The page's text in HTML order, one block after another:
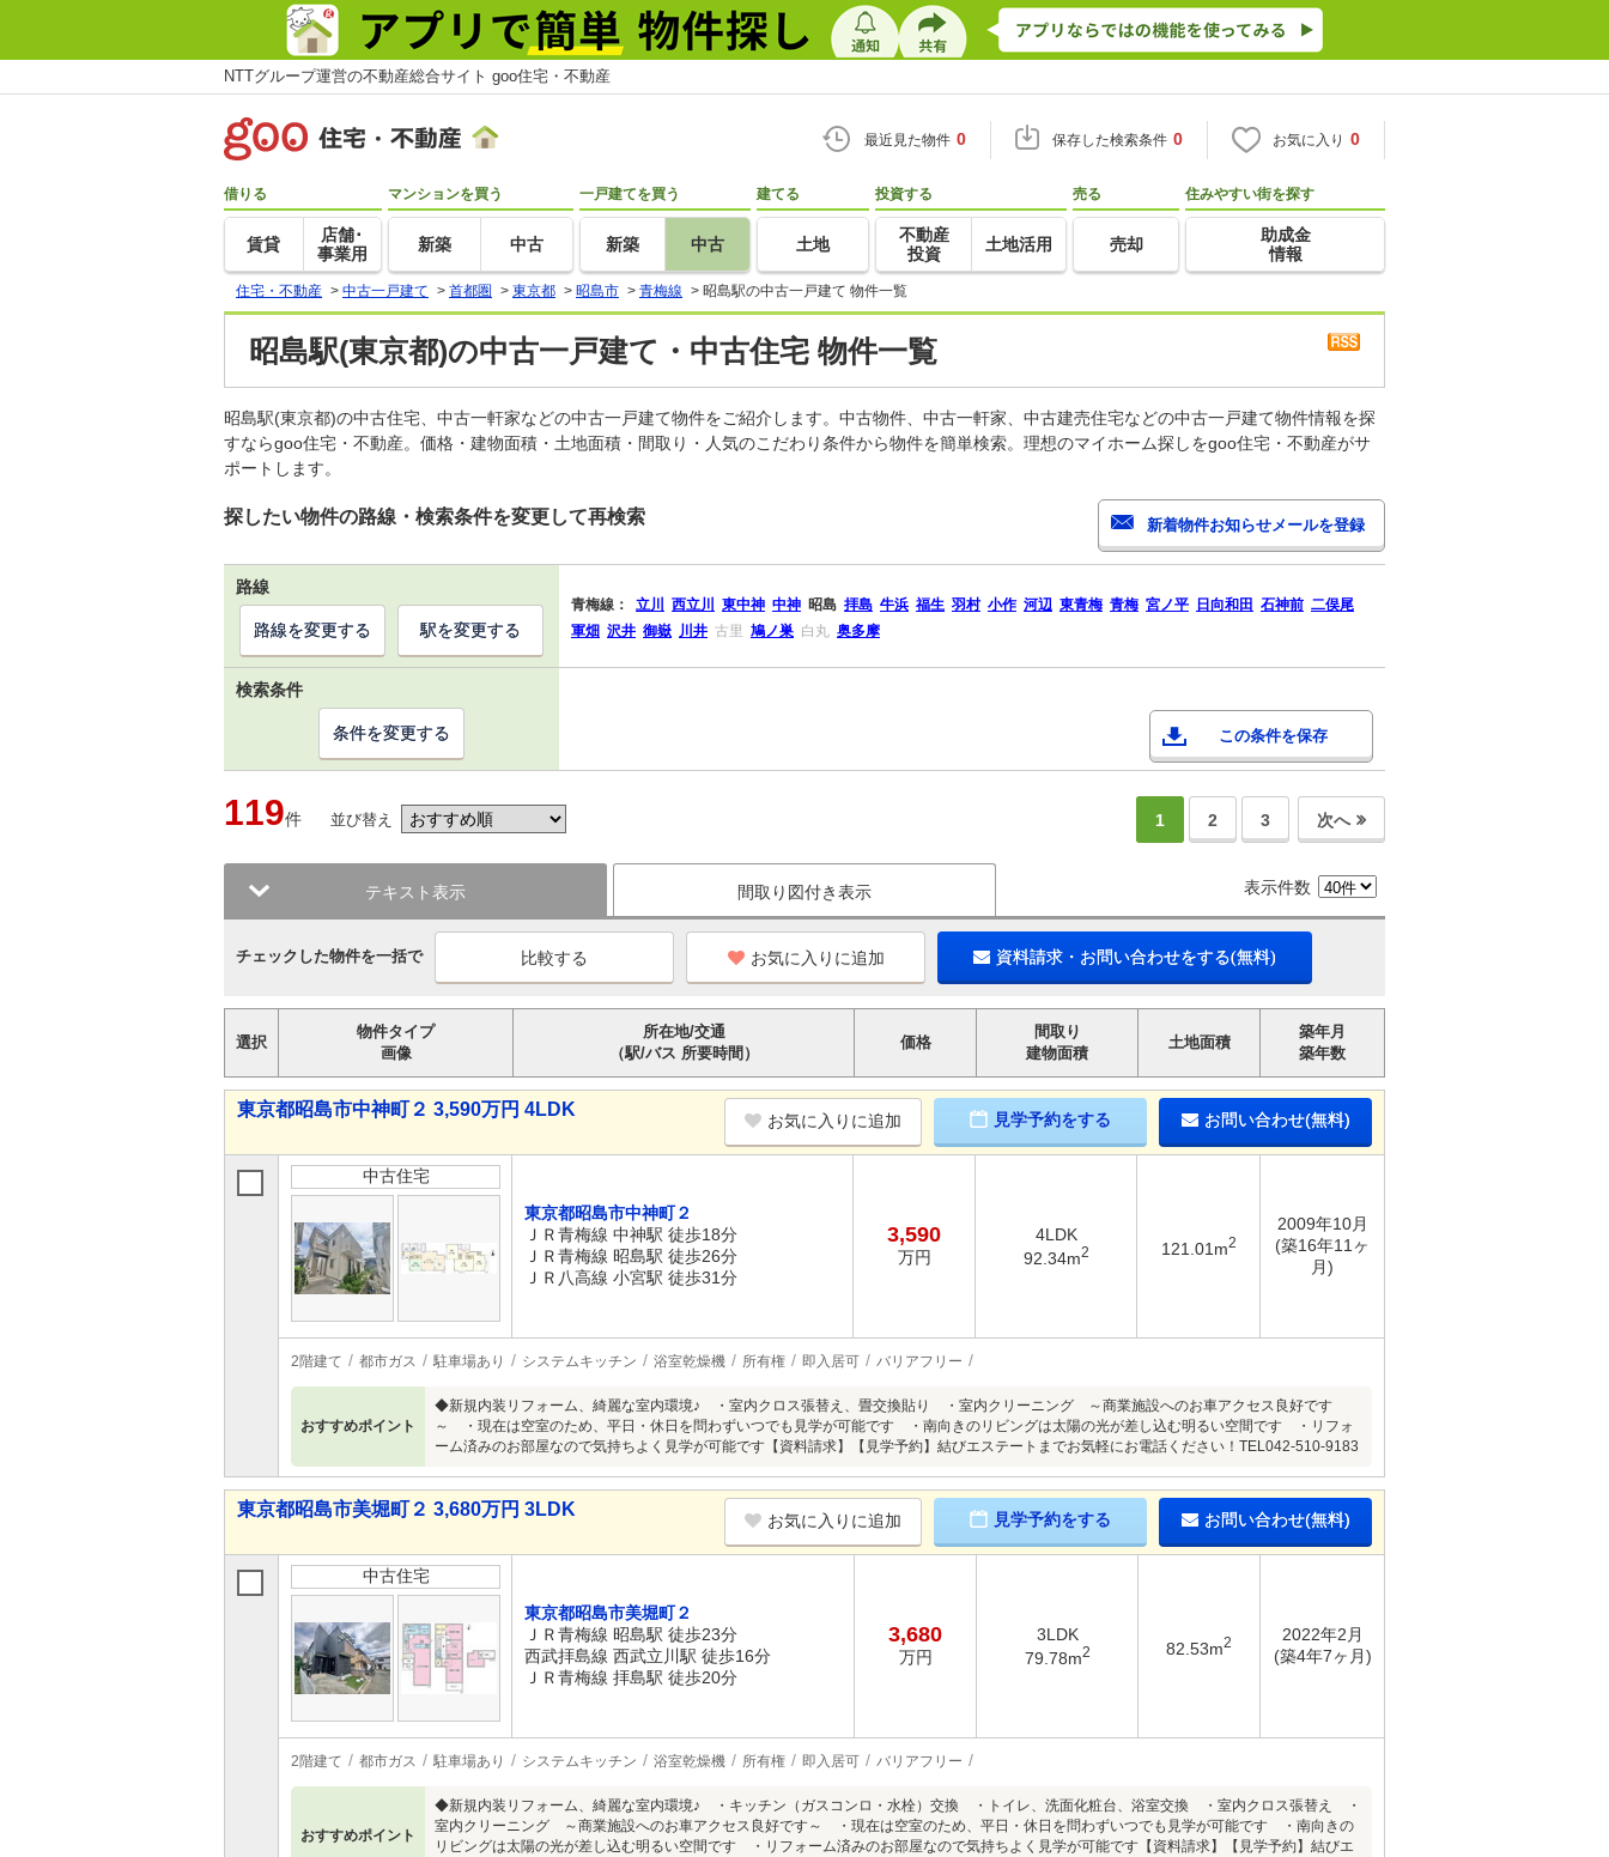
NTTグループ運営の不動産総合サイト goo住宅・不動産
最近見た物件 0 保存した検索条件 0 お気に入り 0
借りる
賃貸
店舗･
事業用
マンションを買う
新築 中古
一戸建てを買う
新築 中古
建てる
土地
投資する
不動産
投資
土地活用
売る
売却
住みやすい街を探す
助成金
情報
住宅・不動産 > 中古一戸建て > 首都圏 > 東京都 > 昭島市 > 青梅線 > 昭島駅の中古一戸建て 物件一覧
昭島駅(東京都)の中古一戸建て・中古住宅 物件一覧
昭島駅(東京都)の中古住宅、中古一軒家などの中古一戸建て物件をご紹介します。中古物件、中古一軒家、中古建売住宅などの中古一戸建て物件情報を探
すならgoo住宅・不動産。価格・建物面積・土地面積・間取り・人気のこだわり条件から物件を簡単検索。理想のマイホーム探しをgoo住宅・不動産がサ
ポートします。
探したい物件の路線・検索条件を変更して再検索
路線
青梅線： 立川 西立川 東中神 中神 昭島 拝島 牛浜 福生 羽村 小作 河辺 東青梅 青梅 宮ノ平 日向和田 石神前 二俣尾
軍畑 沢井 御嶽 川井 古里 鳩ノ巣 白丸 奥多摩
路線を変更する 駅を変更する
検索条件
この条件を保存
条件を変更する
119件 並び替え 1 2 3 次へ
テキスト表示 間取り図付き表示 表示件数
チェックした物件を一括で お気に入りに追加 資料請求・お問い合わせをする(無料)
選択
物件タイプ
画像
所在地/交通
（駅/バス 所要時間）
価格
間取り
建物面積
土地面積
築年月
築年数
東京都昭島市中神町２ 3,590万円 4LDK
お気に入りに追加 見学予約をする お問い合わせ(無料)
中古住宅
東京都昭島市中神町２
ＪＲ青梅線 中神駅 徒歩18分
ＪＲ青梅線 昭島駅 徒歩26分
ＪＲ八高線 小宮駅 徒歩31分
3,590
万円
4LDK
92.34m2 121.01m2
2009年10月
(築16年11ヶ
月)
2階建て 都市ガス 駐車場あり システムキッチン 浴室乾燥機 所有権 即入居可 バリアフリー
おすすめポイント
◆新規内装リフォーム、綺麗な室内環境♪ ・室内クロス張替え、畳交換貼り ・室内クリーニング ～商業施設へのお車アクセス良好です
～ ・現在は空室のため、平日・休日を問わずいつでも見学が可能です ・南向きのリビングは太陽の光が差し込む明るい空間です ・リフォ
ーム済みのお部屋なので気持ちよく見学が可能です【資料請求】【見学予約】結びエステートまでお気軽にお電話ください！TEL042-510-9183
東京都昭島市美堀町２ 3,680万円 3LDK
お気に入りに追加 見学予約をする お問い合わせ(無料)
中古住宅
東京都昭島市美堀町２
ＪＲ青梅線 昭島駅 徒歩23分
西武拝島線 西武立川駅 徒歩16分
ＪＲ青梅線 拝島駅 徒歩20分
3,680
万円
3LDK
79.78m2 82.53m2
2022年2月
(築4年7ヶ月)
2階建て 都市ガス 駐車場あり システムキッチン 浴室乾燥機 所有権 即入居可 バリアフリー
おすすめポイント
◆新規内装リフォーム、綺麗な室内環境♪ ・キッチン（ガスコンロ・水栓）交換 ・トイレ、洗面化粧台、浴室交換 ・室内クロス張替え ・
室内クリーニング ～商業施設へのお車アクセス良好です～ ・現在は空室のため、平日・休日を問わずいつでも見学が可能です ・南向きの
リビングは太陽の光が差し込む明るい空間です ・リフォーム済みのお部屋なので気持ちよく見学が可能です【資料請求】【見学予約】結びエ